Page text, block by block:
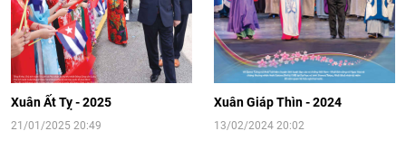
[Video] Đối ngoại nhân dân Thủ đô
hướng tới kết nối hiệu quả nguồn lực
người Việt Nam ở nước ngoài
16:58|10/06/2026
Xuân Ất Tỵ - 2025
21/01/2025 20:49
Xuân Giáp Thìn - 2024
13/02/2024 20:02